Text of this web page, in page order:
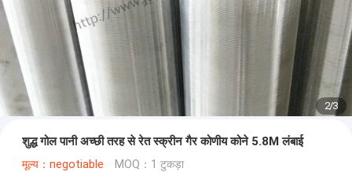
2/3
शुद्ध गोल पानी अच्छी तरह से रेत स्क्रीन गैर कोणीय कोने 5.8M लंबाई
मूल्य：negotiable MOQ：1 टुकड़ा